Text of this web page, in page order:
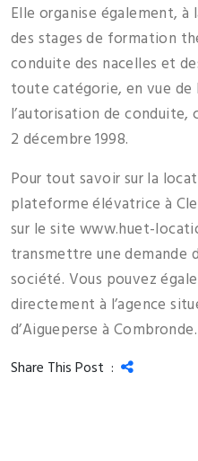
Elle organise également, à
des stages de formation
conduite des nacelles et
toute catégorie, en vue de
l’autorisation de conduite,
2 décembre 1998.
Pour tout savoir sur la
plateforme élévatrice à
sur le site www.huet-
transmettre une demande
société. Vous pouvez
directement à l’agence
d’Aigueperse à Combronde.
Share This Post :